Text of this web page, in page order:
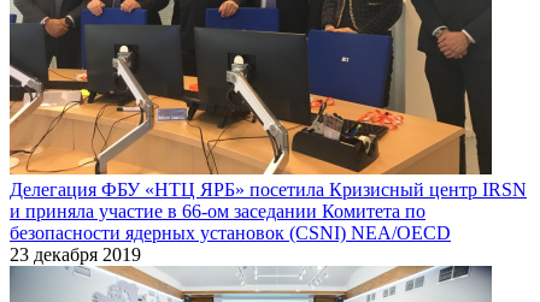
Делегация ФБУ «НТЦ ЯРБ» посетила Кризисный центр IRSN
и приняла участие в 66-ом заседании Комитета по
безопасности ядерных установок (CSNI) NEA/OECD
23 декабря 2019